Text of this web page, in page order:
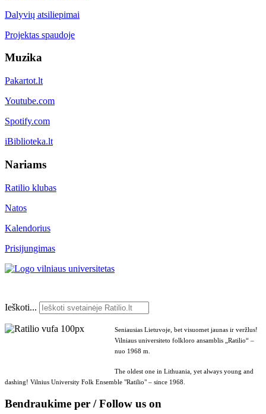
Dalyvių atsiliepimai
Projektas spaudoje
Muzika
Pakartot.lt
Youtube.com
Spotify.com
iBiblioteka.lt
Nariams
Ratilio klubas
Natos
Kalendorius
Prisijungimas
Ieškoti...
Seniausias Lietuvoje, bet visuomet jaunas ir veržlus!
Vilniaus universiteto folkloro ansamblis „Ratilio“ –
nuo 1968 m.
The oldest one in Lithuania, yet always young and
dashing! Vilnius University Folk Ensemble "Ratilio" – since 1968.
Bendraukime per / Follow us on